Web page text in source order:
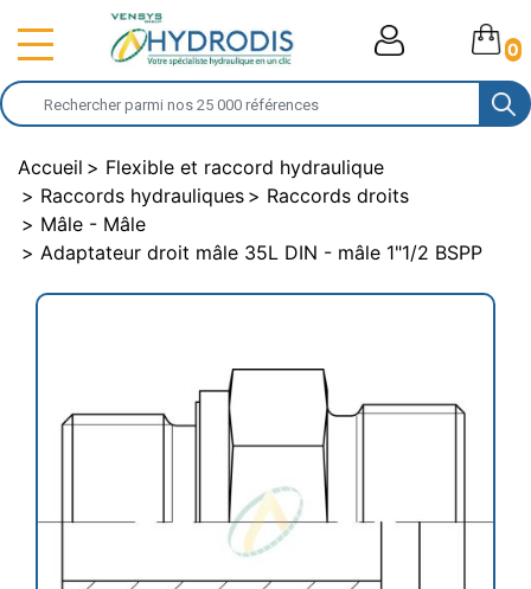
0
Accueil
Flexible et raccord hydraulique
Raccords hydrauliques
Raccords droits
Mâle - Mâle
Adaptateur droit mâle 35L DIN - mâle 1"1/2 BSPP